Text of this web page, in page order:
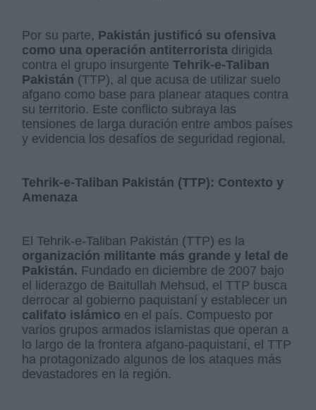
Por su parte, Pakistán justificó su ofensiva
como una operación antiterrorista dirigida
contra el grupo insurgenteTehrik-e-Taliban
Pakistán (TTP), al que acusa de utilizar suelo
afgano como base para planear ataques contra
su territorio. Este conflicto subraya las
tensiones de larga duración entre ambos países
y evidencia los desafíos de seguridad regional.
Tehrik-e-Taliban Pakistán (TTP): Contexto y
Amenaza
El Tehrik-e-Taliban Pakistán (TTP) es la
organización militante más grande y letal de
Pakistán. Fundado en diciembre de 2007 bajo
el liderazgo de Baitullah Mehsud, el TTP busca
derrocar al gobierno paquistaní y establecer un
califato islámico en el país. Compuesto por
varios grupos armados islamistas que operan a
lo largo de la frontera afgano-paquistaní, el TTP
ha protagonizado algunos de los ataques más
devastadores en la región.